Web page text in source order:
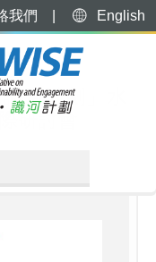
我們 English
河計劃」水
研討會